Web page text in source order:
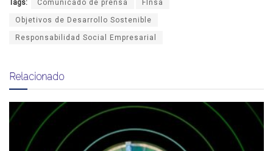
Tags: Comunicado de prensa FInsa
Objetivos de Desarrollo Sostenible
Responsabilidad Social Empresarial
Relacionado